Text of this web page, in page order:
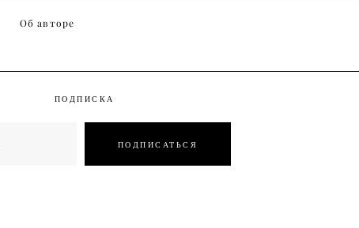
Об авторе
ПОДПИСКА
ПОДПИСАТЬСЯ